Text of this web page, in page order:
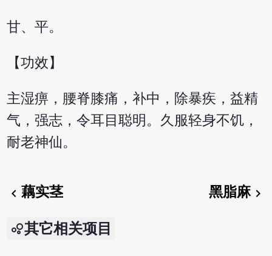
甘、平。
【功效】
主湿痹，腰脊膝痛，补中，除暴疾，益精
气，强志，令耳目聪明。久服轻身不饥，
耐老神仙。
chevron_left藕实茎 黑脂麻chevron_right
其它相关项目